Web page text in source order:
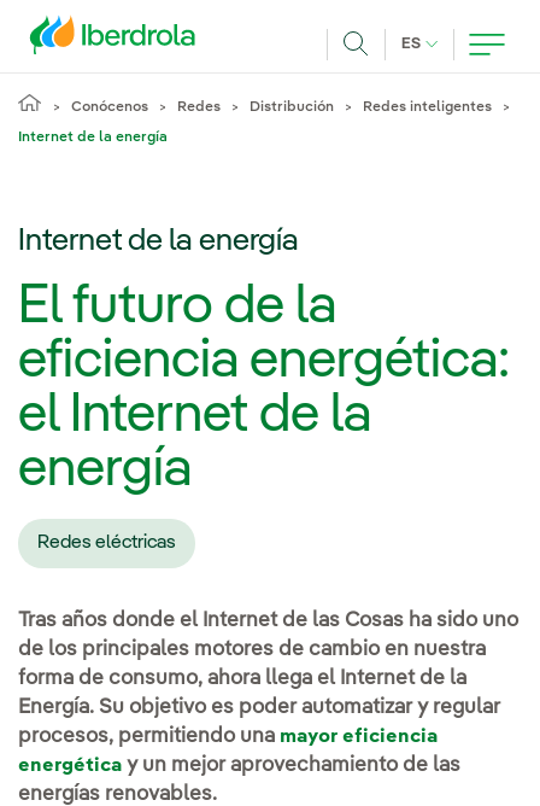
ES IDIOMA
Conócenos Redes Distribución Redes inteligentes
Internet de la energía
Internet de la energía
El futuro de la
eficiencia energética:
el Internet de la
energía
Redes eléctricas
Tras años donde el Internet de las Cosas ha sido uno
de los principales motores de cambio en nuestra
forma de consumo, ahora llega el Internet de la
Energía. Su objetivo es poder automatizar y regular
procesos, permitiendo una mayor eficiencia
energética y un mejor aprovechamiento de las
energías renovables.